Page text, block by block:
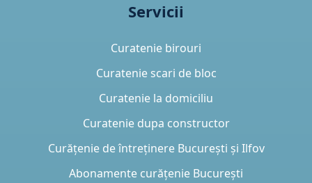
Servicii
Curatenie birouri
Curatenie scari de bloc
Curatenie la domiciliu
Curatenie dupa constructor
Curățenie de întreținere București și Ilfov
Abonamente curățenie București